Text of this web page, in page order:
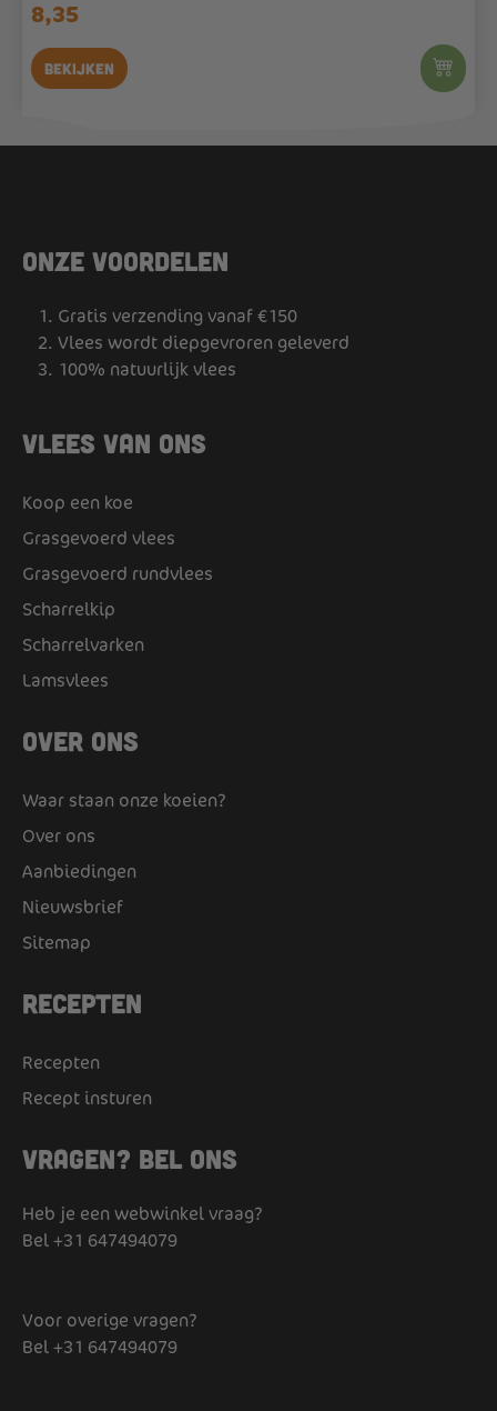
8,35
Bekijken
Onze voordelen
Gratis verzending vanaf €150
Vlees wordt diepgevroren geleverd
100% natuurlijk vlees
Vlees van ons
Koop een koe
Grasgevoerd vlees
Grasgevoerd rundvlees
Scharrelkip
Scharrelvarken
Lamsvlees
Over ons
Waar staan onze koeien?
Over ons
Aanbiedingen
Nieuwsbrief
Sitemap
Recepten
Recepten
Recept insturen
Vragen? Bel ons
Heb je een webwinkel vraag?
Bel+31 647494079
Voor overige vragen?
Bel+31 647494079